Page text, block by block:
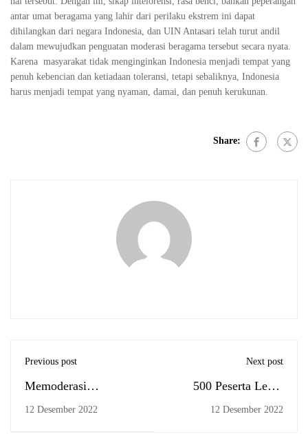
antar umat beragama yang lahir dari perilaku ekstrem ini dapat
dihilangkan dari negara Indonesia, dan UIN Antasari telah turut andil
dalam mewujudkan penguatan moderasi beragama tersebut secara nyata.
Karena masyarakat tidak menginginkan Indonesia menjadi tempat yang
penuh kebencian dan ketiadaan toleransi, tetapi sebaliknya, Indonesia
harus menjadi tempat yang nyaman, damai, dan penuh kerukunan.
Share:
Previous post
Memoderasi
Pemahaman dan
12 Desember 2022
Next post
500 Peserta Lebih
Hadiri Sosialisasi dan
12 Desember 2022